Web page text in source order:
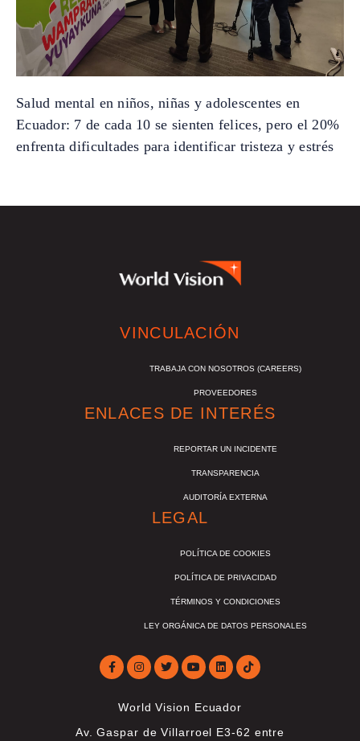
Salud mental en niños, niñas y adolescentes en
Ecuador: 7 de cada 10 se sienten felices, pero el 20%
enfrenta dificultades para identificar tristeza y estrés
VINCULACIÓN
TRABAJA CON NOSOTROS (CAREERS)
PROVEEDORES
ENLACES DE INTERÉS
REPORTAR UN INCIDENTE
TRANSPARENCIA
AUDITORÍA EXTERNA
LEGAL
POLÍTICA DE COOKIES
POLÍTICA DE PRIVACIDAD
TÉRMINOS Y CONDICIONES
LEY ORGÁNICA DE DATOS PERSONALES
World Vision Ecuador
Av. Gaspar de Villarroel E3-62 entre